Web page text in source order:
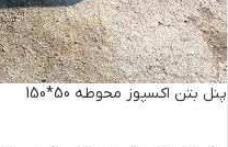
پنل بتن اکسپوز محوطه 50*150